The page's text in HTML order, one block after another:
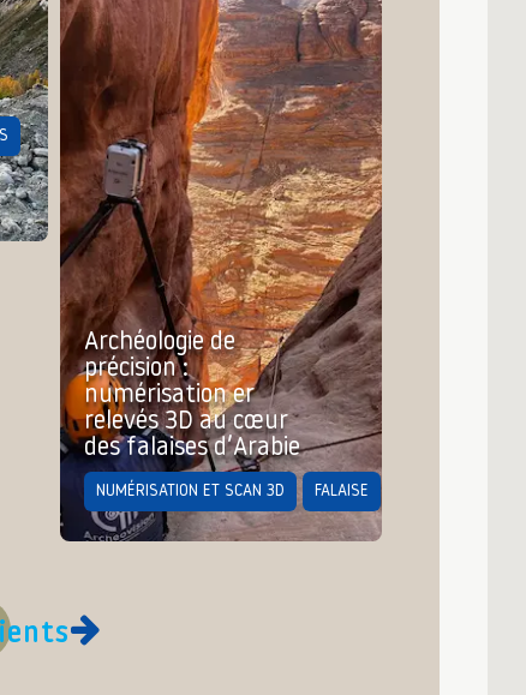
Archéologie de
précision :
numérisation er
relevés 3D au cœur
des falaises d’Arabie
NUMÉRISATION ET SCAN 3D FALAISE